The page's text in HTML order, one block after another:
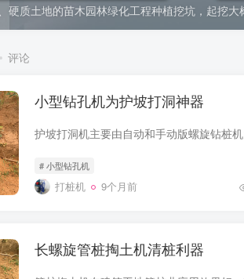
硬质土地的苗木园林绿化工程种植挖坑，起挖
评论
小型钻孔机为护坡打洞神器
# 小型钻孔机
打桩机 9个月前
长螺旋管桩掏土机清桩利器